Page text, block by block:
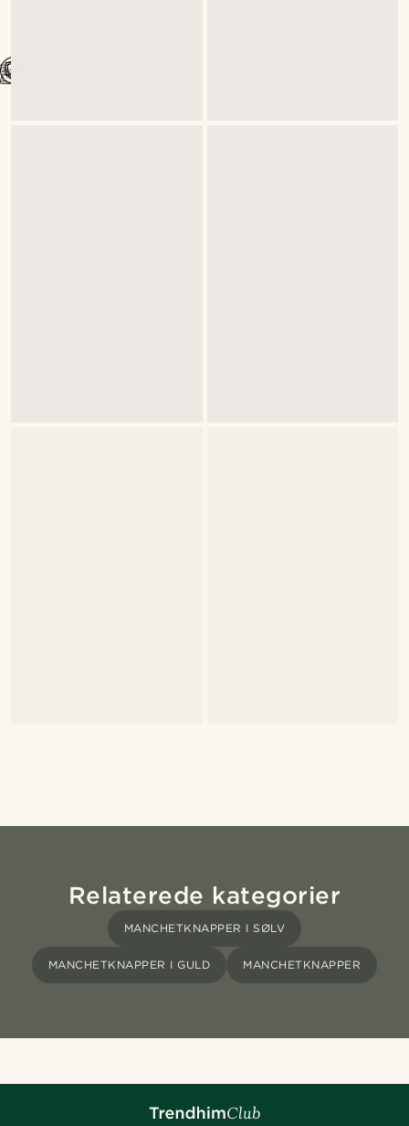
Relaterede kategorier
MANCHETKNAPPER I SØLV
MANCHETKNAPPER I GULD MANCHETKNAPPER